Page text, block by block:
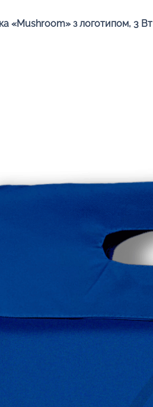
«Mushroom» з логотипом, 3 Вт